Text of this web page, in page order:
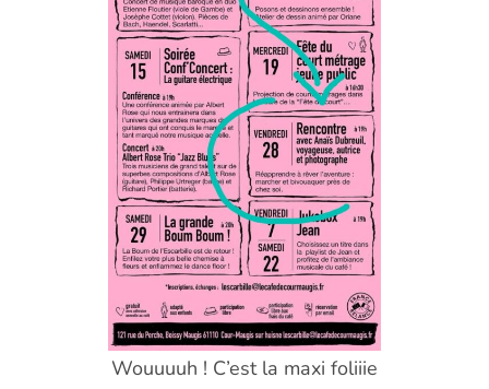
Wouuuuh ! C’est la maxi foliiie